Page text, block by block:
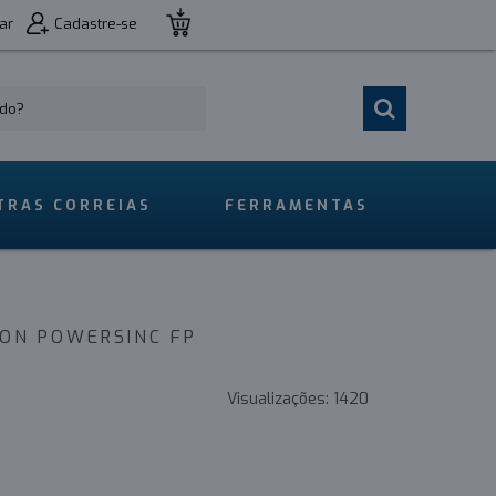
Cadastre-se
CORREIAS FERRAMENTAS
POWERSINC FP
Visualizações: 1420